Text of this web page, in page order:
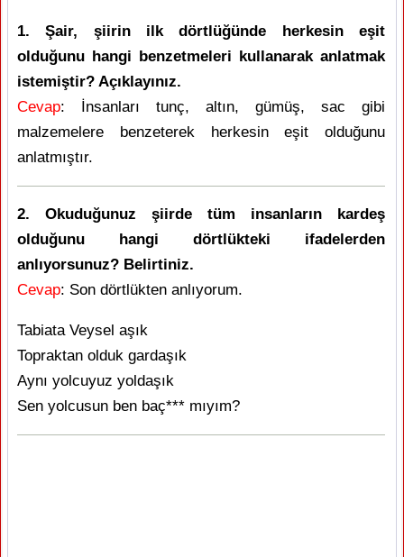
1. Şair, şiirin ilk dörtlüğünde herkesin eşit
olduğunu hangi benzetmeleri kullanarak anlatmak
istemiştir? Açıklayınız.
Cevap: İnsanları tunç, altın, gümüş, sac gibi
malzemelere benzeterek herkesin eşit olduğunu
anlatmıştır.
2. Okuduğunuz şiirde tüm insanların kardeş
olduğunu hangi dörtlükteki ifadelerden
anlıyorsunuz? Belirtiniz.
Cevap: Son dörtlükten anlıyorum.
Tabiata Veysel aşık
Topraktan olduk gardaşık
Aynı yolcuyuz yoldaşık
Sen yolcusun ben baç*** mıyım?